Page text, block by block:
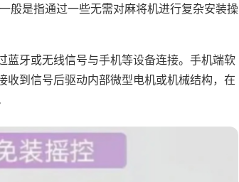
般是指通过一些无需对麻将机进行复杂安装操
蓝牙或无线信号与手机等设备连接。手机端软
到信号后驱动内部微型电机或机械结构，在